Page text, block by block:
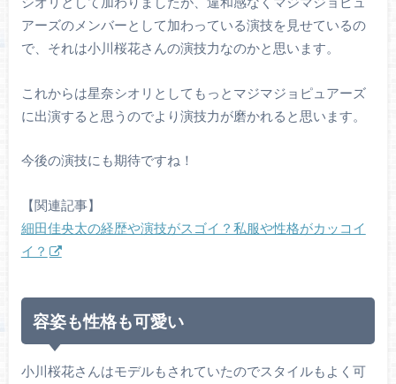
アーズのメンバーとして加わっている演技を見せているの
で、それは小川桜花さんの演技力なのかと思います。
これからは星奈シオリとしてもっとマジマジョピュアーズ
に出演すると思うのでより演技力が磨かれると思います。
今後の演技にも期待ですね！
【関連記事】
細田佳央太の経歴や演技がスゴイ？私服や性格がカッコイ
イ？
容姿も性格も可愛い
小川桜花さんはモデルもされていたのでスタイルもよく可